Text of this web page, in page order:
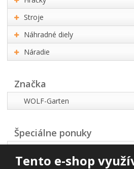
Tento e-shop
Stroje
Náhradné diely
Náradie
Značka
WOLF-Garten
Špeciálne ponuky